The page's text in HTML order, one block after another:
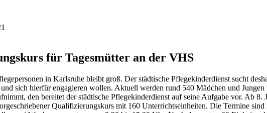
für Tagesmütter an der VHS
in Karlsruhe bleibt groß. Der städtische Pflegekinderdienst sucht
sich hierfür engagieren wollen. Aktuell werden rund 540 Mädchen und Jungen
den bereitet der städtische Pflegekinderdienst auf seine Aufgabe vor. Ab 8.
Qualifizierungskurs mit 160 Unterrichtseinheiten. Die Termine sind